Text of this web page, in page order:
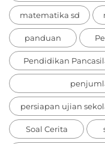
matematika sd
panduan
Pendidikan
persiapan ujian
Soal Cerita